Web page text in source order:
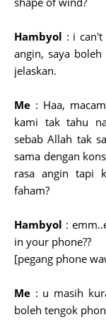
Hambyol : i
angin, saya
jelaskan.
Me : Haa,
kami tak tahu
sebab Allah tak
sama dengan
rasa angin tapi
faham?
Hambyol :
in your phone??
[pegang phone
Me : u masih
boleh tengok